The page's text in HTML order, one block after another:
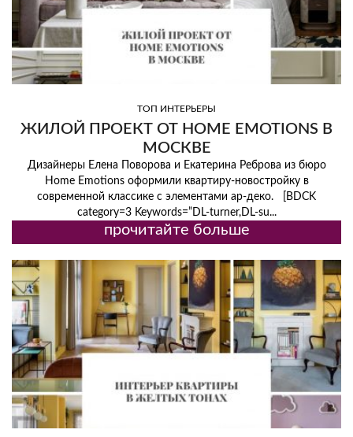
ТОП ИНТЕРЬЕРЫ
ЖИЛОЙ ПРОЕКТ ОТ HOME EMOTIONS В
МОСКВЕ
Дизайнеры Елена Поворова и Екатерина Реброва из бюро
Home Emotions оформили квартиру-новостройку в
современной классике с элементами ар-деко. [BDCK
category=3 Keywords=”DL-turner,DL-su...
прочитайте больше